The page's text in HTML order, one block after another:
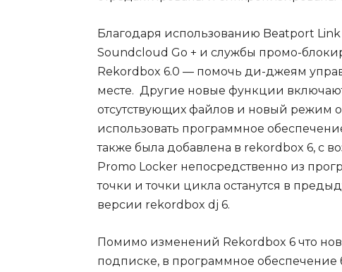
Благодаря использованию Beatport
Soundcloud Go + и службы промо-
Rekordbox 6.0 — помочь ди-джеям
месте. Другие новые функции
отсутствующих файлов и новый режим
использовать программное
также была добавлена в rekordbox 6, с
Promo Locker непосредственно из
точки и точки цикла останутся в
версии rekordbox dj 6.
Помимо изменений Rekordbox 6 что
подписке, в программное